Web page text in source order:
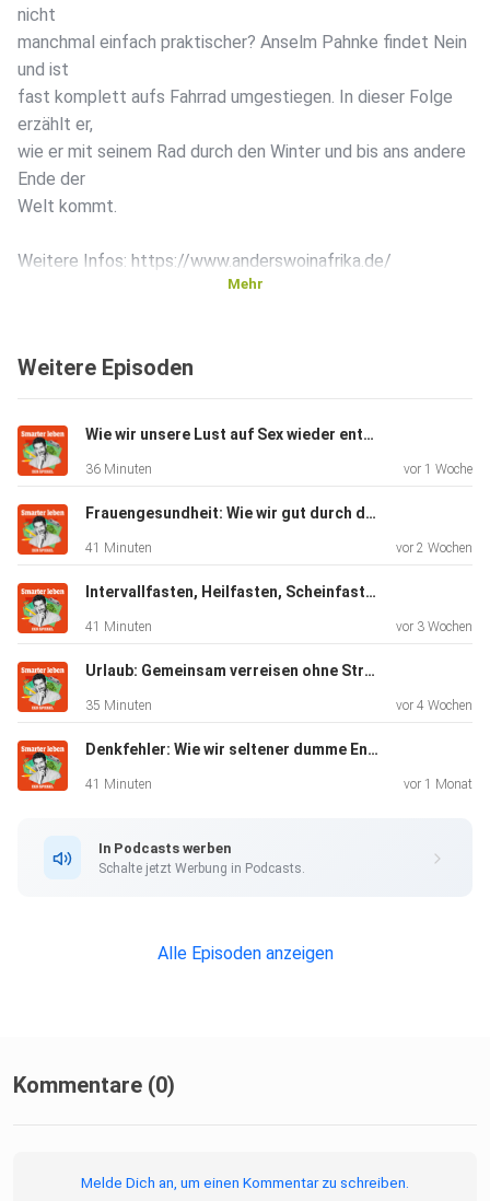
nicht
manchmal einfach praktischer? Anselm Pahnke findet Nein
und ist
fast komplett aufs Fahrrad umgestiegen. In dieser Folge
erzählt er,
wie er mit seinem Rad durch den Winter und bis ans andere
Ende der
Welt kommt.
Weitere Infos: https://www.anderswoinafrika.de/
SPIEGEL-Gruppe ist nicht für den Inhalt dieser Seite
Mehr Hintergründe zum Thema erhalten Sie mit SPIEGEL+.
Entdecken
Sie die digitale Welt des SPIEGEL, unter
finden Sie das passende Angebot.
Alle SPIEGEL Podcasts finden Sie hier.
Den SPIEGEL-WhatsApp-Kanal finden Sie hier.
Sie möchten den SPIEGEL mitgestalten? Registrieren Sie
Mehr
Weitere Episoden
Wie wir unsere Lust auf Sex wieder entdecken können (mit Stephanie Kossow)
36 Minuten vor 1 Woche
Frauengesundheit: Wie wir gut durch die Wechseljahre kommen (Mit Katrin Schaudig)
41 Minuten vor 2 Wochen
Intervallfasten, Heilfasten, Scheinfasten: Welche Methode passt zu mir? (Mit Andreas Michalsen)
41 Minuten vor 3 Wochen
Urlaub: Gemeinsam verreisen ohne Stress (Mit Jochen Schliemann)
35 Minuten vor 4 Wochen
Denkfehler: Wie wir seltener dumme Entscheidungen treffen (Mit Henning Beck - Wdh. vom 28.10.23)
41 Minuten vor 1 Monat
In Podcasts werben
Schalte jetzt Werbung in Podcasts.
Alle Episoden anzeigen
Kommentare (0)
Melde Dich an, um einen Kommentar zu schreiben.